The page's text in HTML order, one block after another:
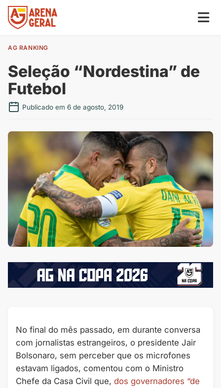
AG RANKING
Seleção “Nordestina” de
Futebol
Publicado em 6 de agosto, 2019
No final do mês passado, em durante conversa
com jornalistas estrangeiros, o presidente Jair
Bolsonaro, sem perceber que os microfones
estavam ligados, comentou com o Ministro
Chefe da Casa Civil que, dos governadores “de